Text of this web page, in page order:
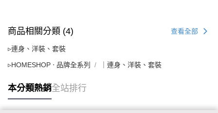
商品相關分類 (4) 查看全部
▹連身、洋裝、套裝
▹HOMESHOP ‧ 品牌全系列 ｜連身、洋裝、套裝
本分類熱銷全站排行